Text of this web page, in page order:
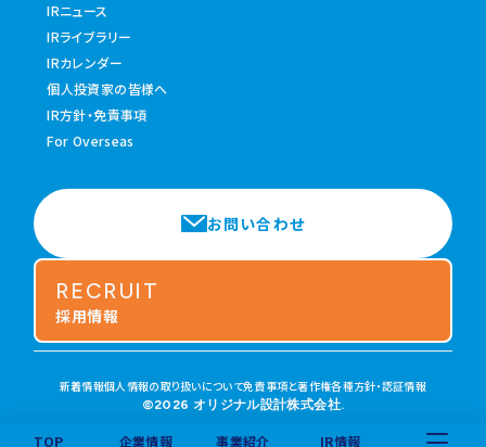
TOP 企業情報 事業紹介 IR情報
IRニュース
IRライブラリー
IRカレンダー
個人投資家の皆様へ
IR方針・免責事項
For Overseas
お問い合わせ
RECRUIT
採用情報
新着情報個人情報の取り扱いについて免責事項と著作権各種方針・認証情報
©2026 オリジナル設計株式会社.